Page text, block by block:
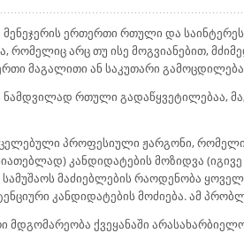
მენეჯერის ერთერთი რთული და
რომელიც არც თუ ისე მოგვიანებით,
მაგალითი ან საკუთარი
ნამდვილად რთული გადაწყვეტილებაა,
პროფესიული ჟარგონი,
კანდიდატების მოზიდვა
სამუშაოს მაძიებლების რაოდენობა
კანდიდატების მოძიება. ამ
მდგომარეობა ქვეყანაში